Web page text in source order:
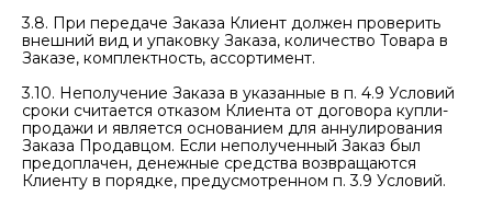
3.8. При передаче Заказа Клиент должен проверить
внешний вид и упаковку Заказа, количество Товара в
Заказе, комплектность, ассортимент.
3.10. Неполучение Заказа в указанные в п. 4.9 Условий
сроки считается отказом Клиента от договора купли-
продажи и является основанием для аннулирования
Заказа Продавцом. Если неполученный Заказ был
предоплачен, денежные средства возвращаются
Клиенту в порядке, предусмотренном п. 3.9 Условий.